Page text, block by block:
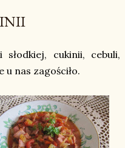
cukinii,
nas zagościło.